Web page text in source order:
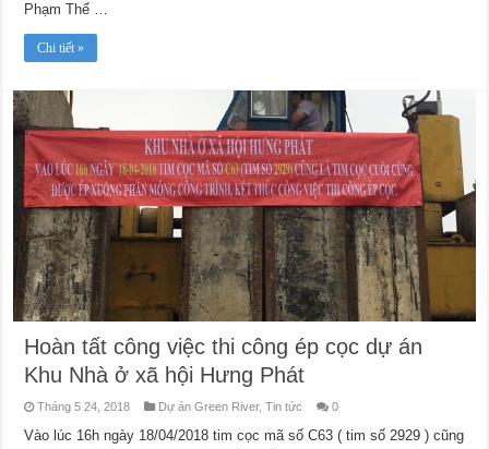
Phạm Thế …
Chi tiết »
Hoàn tất công việc thi công ép cọc dự án
Khu Nhà ở xã hội Hưng Phát
Tháng 5 24, 2018 Dự án Green River,Tin tức 0
Vào lúc 16h ngày 18/04/2018 tim cọc mã số C63 ( tim số 2929 ) cũng